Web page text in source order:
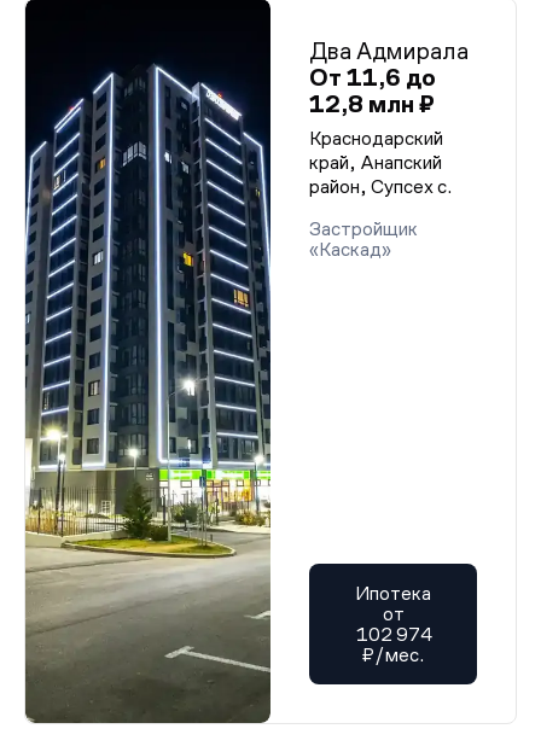
Два Адмирала
От 11,6 до
12,8 млн ₽
Краснодарский
край, Анапский
район, Супсех с.
Застройщик
«Каскад»
Ипотека
от
102 974
₽/мес.